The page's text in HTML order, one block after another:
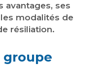
avantages, ses
modalités de
résiliation.
groupe